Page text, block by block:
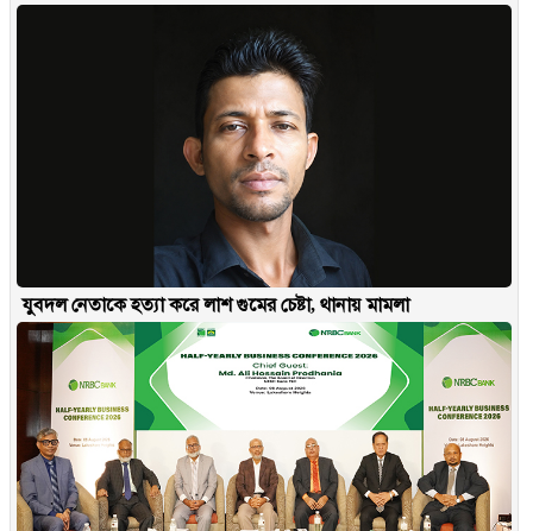
যুবদল নেতাকে হত্যা করে লাশ গুমের চেষ্টা, থানায় মামলা